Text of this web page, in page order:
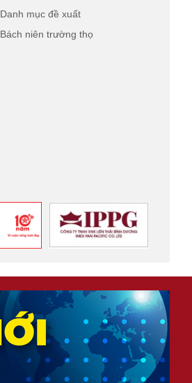
Danh mục đề xuất
Bách niên trường thọ